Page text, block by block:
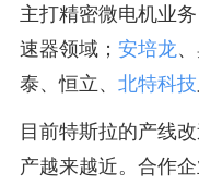
主打精密微电机业务
速器领域； 安培龙
泰、恒立、 北特科技
目前特斯拉的产线
产越来越近。合作